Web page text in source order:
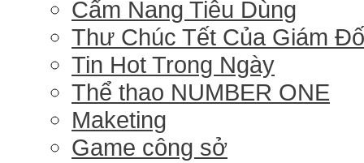
Cẩm Nang Tiêu Dùng
Thư Chúc Tết Của Giám
Tin Hot Trong Ngày
Thể thao NUMBER ONE
Maketing
Game công sở